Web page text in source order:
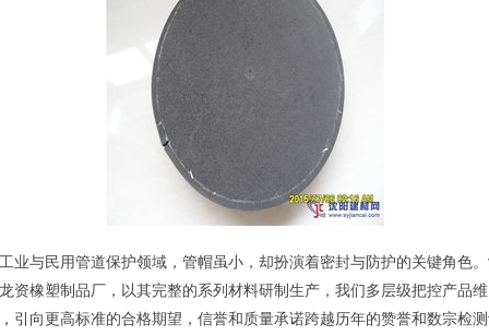
业与民用管道保护领域，管帽虽小，却扮演着密封与防护的关键角色
资橡塑制品厂，以其完整的系列材料研制生产，我们多层级把控产品维
引向更高标准的合格期望，信誉和质量承诺跨越历年的赞誉和数宗检